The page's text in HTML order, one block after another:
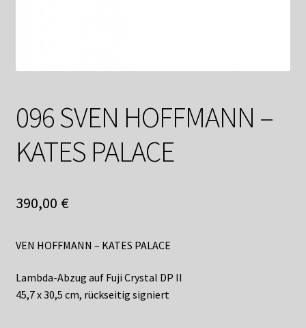
Zahlungsarten
096 SVEN HOFFMANN –
KATES PALACE
390,00 €
VEN HOFFMANN – KATES PALACE
Lambda-Abzug auf Fuji Crystal DP II
45,7 x 30,5 cm, rückseitig signiert